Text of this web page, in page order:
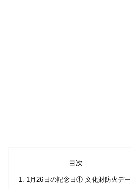
目次
1月26日の記念日① 文化財防火デー